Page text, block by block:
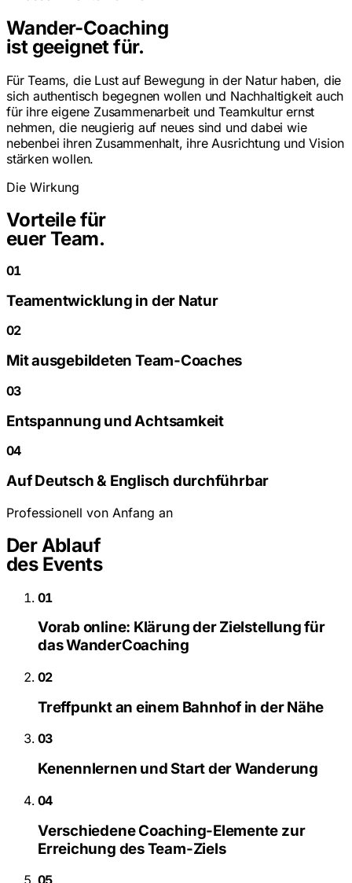
Wander-Coaching
ist geeignet für.
Für Teams, die Lust auf Bewegung in der Natur haben, die
sich authentisch begegnen wollen und Nachhaltigkeit auch
für ihre eigene Zusammenarbeit und Teamkultur ernst
nehmen, die neugierig auf neues sind und dabei wie
nebenbei ihren Zusammenhalt, ihre Ausrichtung und Vision
stärken wollen.
Die Wirkung
Vorteile für
euer Team.
01
Teamentwicklung in der Natur
02
Mit ausgebildeten Team-Coaches
03
Entspannung und Achtsamkeit
04
Auf Deutsch & Englisch durchführbar
Professionell von Anfang an
Der Ablauf
des Events
01
Vorab online: Klärung der Zielstellung für
das WanderCoaching
02
Treffpunkt an einem Bahnhof in der Nähe
03
Kenennlernen und Start der Wanderung
04
Verschiedene Coaching-Elemente zur
Erreichung des Team-Ziels